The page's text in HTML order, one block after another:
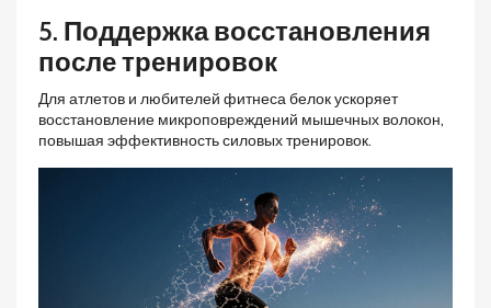
5. Поддержка восстановления
после тренировок
Для атлетов и любителей фитнеса белок ускоряет
восстановление микроповреждений мышечных волокон,
повышая эффективность силовых тренировок.